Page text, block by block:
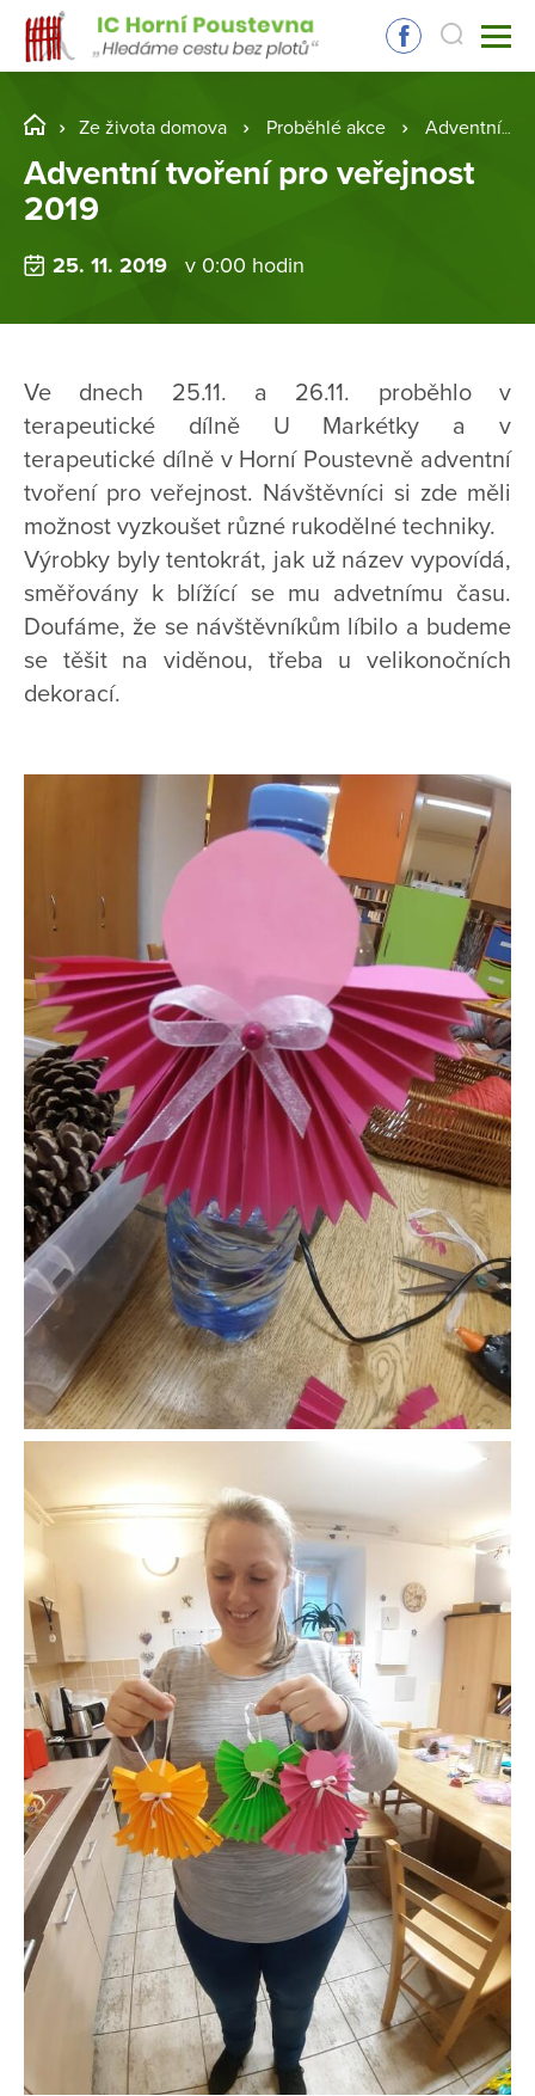
Ze života domova Proběhlé akce Adventní tvoření pro veřejnost 2019
Adventní tvoření pro veřejnost
2019
25. 11. 2019 v 0:00 hodin
Ve dnech 25.11. a 26.11. proběhlo v
terapeutické dílně U Markétky a v
terapeutické dílně v Horní Poustevně adventní
tvoření pro veřejnost. Návštěvníci si zde měli
možnost vyzkoušet různé rukodělné techniky.
Výrobky byly tentokrát, jak už název vypovídá,
směřovány k blížící se mu advetnímu času.
Doufáme, že se návštěvníkům líbilo a budeme
se těšit na viděnou, třeba u velikonočních
dekorací.